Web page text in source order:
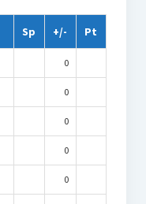
Sp +/- Pt
0
0
0
0
0